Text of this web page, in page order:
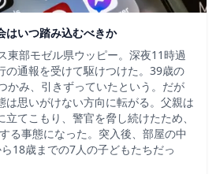
はいつ踏み込むべきか
東部モゼル県ウッピー。深夜11時過
の通報を受けて駆けつけた。39歳の
かみ、引きずっていたという。だが
は思いがけない方向に転がる。父親は
てこもり、警官を脅し続けたため、
る事態になった。突入後、部屋の中
18歳までの7人の子どもたちだっ